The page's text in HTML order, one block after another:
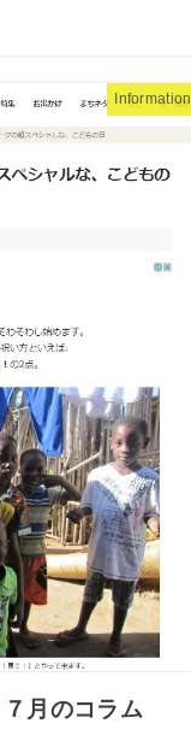
Information
月のコラム